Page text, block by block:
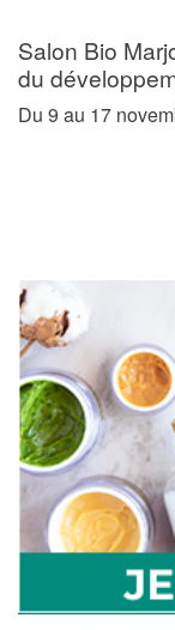
Salon Bio
du
Du 9 au 17